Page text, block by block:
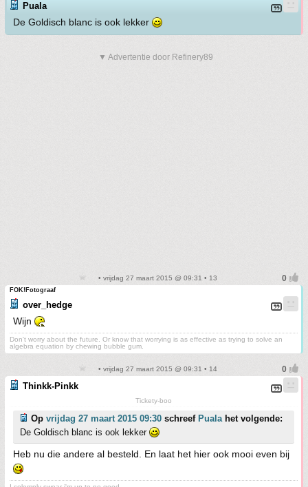
Puala
De Goldisch blanc is ook lekker
▼ Advertentie door Refinery89
• vrijdag 27 maart 2015 @ 09:31 • 13
FOK!Fotograaf
over_hedge
Wijn
Don't worry about the future. Or know that worrying is as effective as trying to solve an
algebra equation by chewing bubble gum.
• vrijdag 27 maart 2015 @ 09:31 • 14
Thinkk-Pinkk
Tickety-boo
Op vrijdag 27 maart 2015 09:30 schreef Pualahet volgende:
De Goldisch blanc is ook lekker
Heb nu die andere al besteld. En laat het hier ook mooi even bij